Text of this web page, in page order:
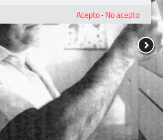
Acepto· No acepto